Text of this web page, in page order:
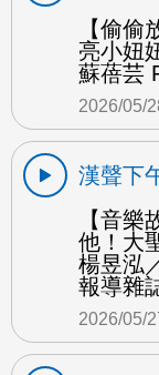
【偷
亮小妞
蘇蓓芸
2026/05/
漢聲下
【音
他！大
楊昱泓
報導雜
2026/05/